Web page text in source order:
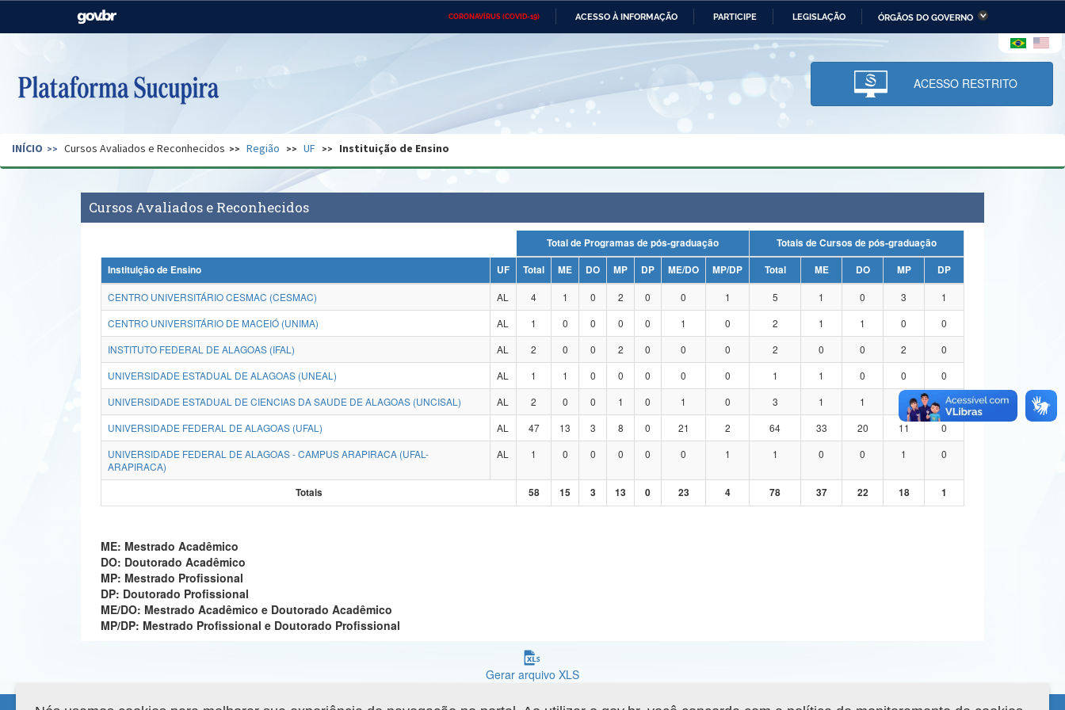
CORONAVÍRUS (COVID-19) ACESSO À INFORMAÇÃO PARTICIPE LEGISLAÇÃO ÓRGÃOS DO GOVERNO
Casa Civil Ministério das Relações Ministério da Economia Ministério da Infraestrutura
Pecuária e Abastecimento
Ministério da Ciência,
Tecnologia, Inovações e
Comunicações
Ministério do Desenvolvimento
Regional e dos Direitos Humanos
Secretaria de Governo Gabinete de Segurança Advocacia-Geral da União Banco Central do Brasil Planalto
ACESSO RESTRITO
INÍCIO Cursos Avaliados e Reconhecidos Região UF Instituição de Ensino
Cursos Avaliados e Reconhecidos
Total de Programas de pós-graduação
Totais de Cursos de pós-graduação
Instituição de Ensino
UF Total ME DO MP DP ME/DO MP/DP Total ME DO MP
DP
CENTRO UNIVERSITÁRIO CESMAC (CESMAC)
AL 4 1 0 2 0 0 1 5 1 0 3
1
CENTRO UNIVERSITÁRIO DE MACEIÓ (UNIMA)
AL 1 0 0 0 0 1 0 2 1 1 0
0
INSTITUTO FEDERAL DE ALAGOAS (IFAL)
AL 2 0 0 2 0 0 0 2 0 0 2
0
UNIVERSIDADE ESTADUAL DE ALAGOAS (UNEAL)
AL 1 1 0 0 0 0 0 1 1 0 0
0
UNIVERSIDADE ESTADUAL DE CIENCIAS DA SAUDE DE ALAGOAS (UNCISAL)
AL 2 0 0 1 0 1 0 3 1 1
0
UNIVERSIDADE FEDERAL DE ALAGOAS (UFAL)
AL 47 13 3 8 0 21 2 64 33 20 11
0
UNIVERSIDADE FEDERAL DE ALAGOAS - CAMPUS ARAPIRACA (UFAL-
ARAPIRACA)
AL 1 0 0 0 0 0 1 1 0 0 1 0
Totais 58 15 3 13 0 23 4 78 37 22 18 1
ME: Mestrado Acadêmico
DO: Doutorado Acadêmico
MP: Mestrado Profissional
DP: Doutorado Profissional
ME/DO: Mestrado Acadêmico e Doutorado Acadêmico
MP/DP: Mestrado Profissional e Doutorado Profissional
Gerar arquivo XLS